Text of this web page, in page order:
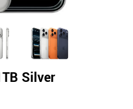
Silver